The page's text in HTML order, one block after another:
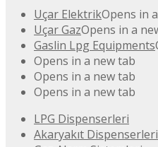
Uçar ElektrikOpens in
Uçar GazOpens in a
Gaslin Lpg Equipments
Opens in a new tab
Opens in a new tab
Opens in a new tab
LPG Dispenserleri
Akaryakıt Dispenserleri